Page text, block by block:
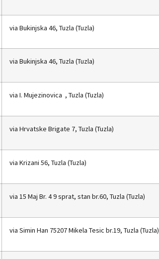
via Bukinjska 46, Tuzla (Tuzla)
via Bukinjska 46, Tuzla (Tuzla)
via I. Mujezinovica , Tuzla (Tuzla)
via Hrvatske Brigate 7, Tuzla (Tuzla)
via Krizani 56, Tuzla (Tuzla)
via 15 Maj Br. 4 9 sprat, stan br.60, Tuzla (Tuzla)
via Simin Han 75207 Mikela Tesic br.19, Tuzla (Tuzla)